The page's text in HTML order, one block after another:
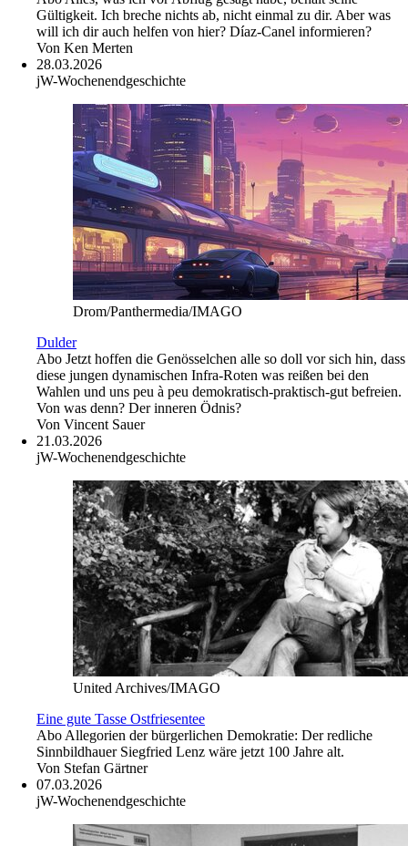
Gültigkeit. Ich breche nichts ab, nicht einmal zu dir. Aber was
will ich dir auch helfen von hier? Díaz-Canel informieren?
Von Ken Merten
28.03.2026
jW-Wochenendgeschichte
Drom/Panthermedia/IMAGO
Dulder
Abo Jetzt hoffen die Genösselchen alle so doll vor sich hin, dass
diese jungen dynamischen Infra-Roten was reißen bei den
Wahlen und uns peu à peu demokratisch-praktisch-gut befreien.
Von was denn? Der inneren Ödnis?
Von Vincent Sauer
21.03.2026
jW-Wochenendgeschichte
United Archives/IMAGO
Eine gute Tasse Ostfriesentee
Abo Allegorien der bürgerlichen Demokratie: Der redliche
Sinnbildhauer Siegfried Lenz wäre jetzt 100 Jahre alt.
Von Stefan Gärtner
07.03.2026
jW-Wochenendgeschichte